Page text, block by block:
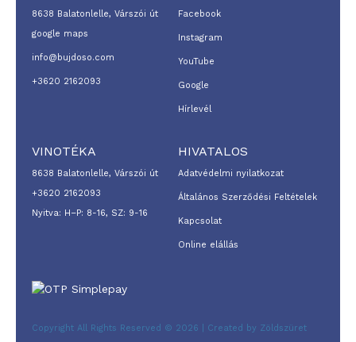
8638 Balatonlelle, Várszói út
google maps
info@bujdoso.com
+3620 2162093
Facebook
Instagram
YouTube
Google
Hírlevél
VINOTÉKA
8638 Balatonlelle, Várszói út
+3620 2162093
Nyitva: H–P: 8-16, SZ: 9-16
HIVATALOS
Adatvédelmi nyilatkozat
Általános Szerződési Feltételek
Kapcsolat
Online elállás
Copyright All Rights Reserved © 2026 | Created by Zöldszüret